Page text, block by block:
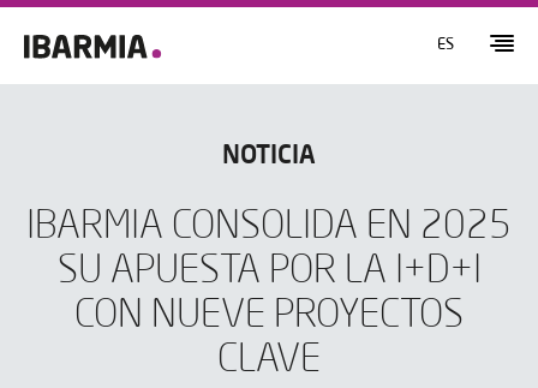
ES
NOTICIA
IBARMIA CONSOLIDA EN 2025
SU APUESTA POR LA I+D+I
CON NUEVE PROYECTOS
CLAVE